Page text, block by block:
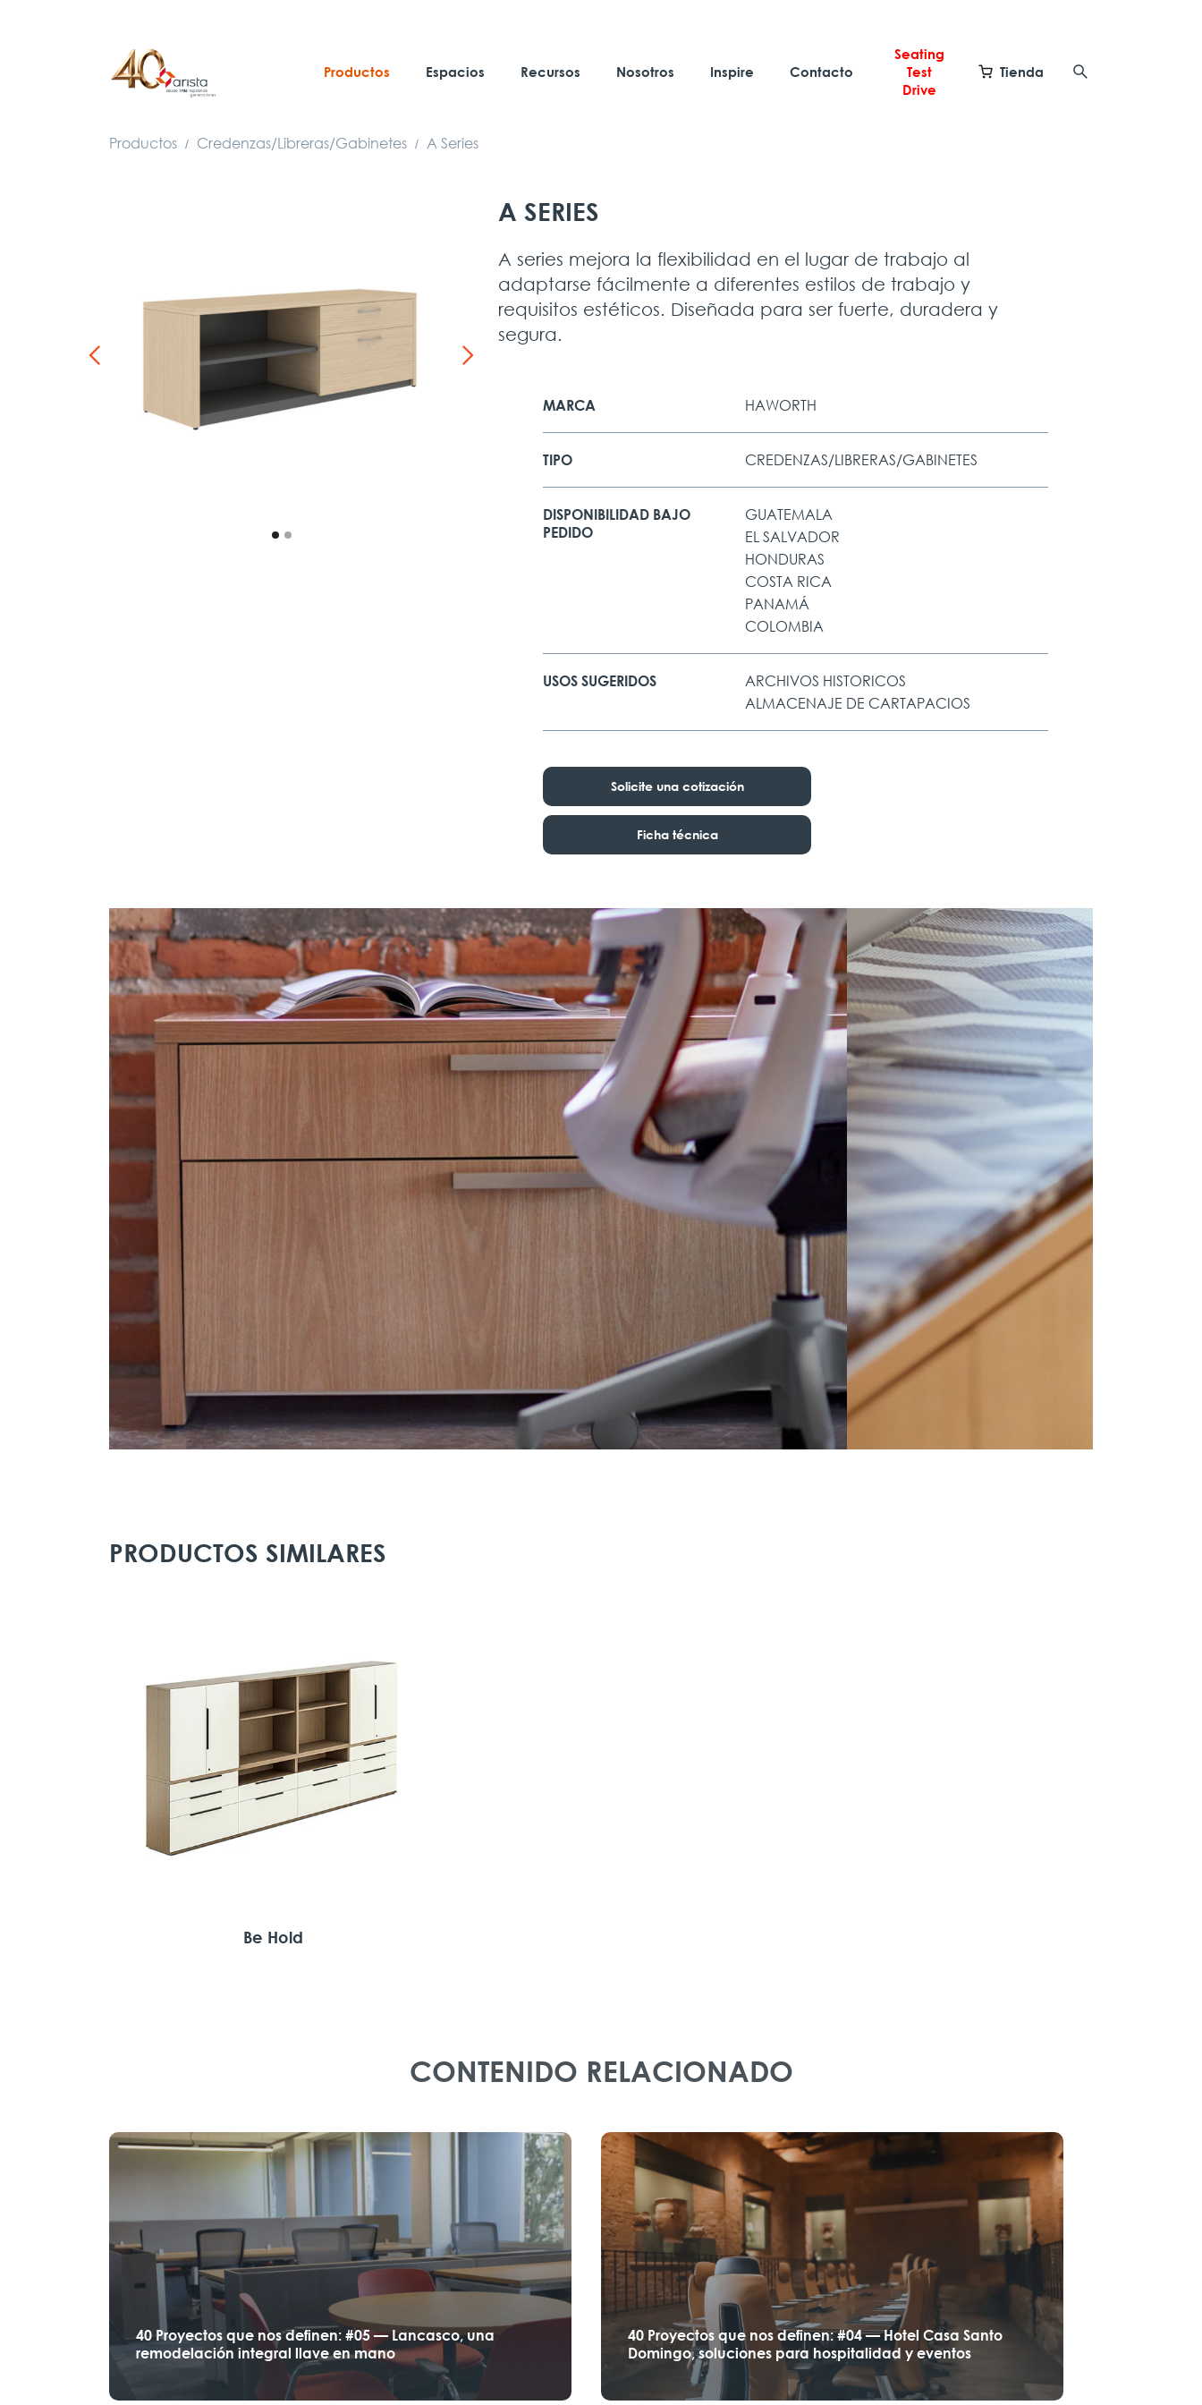
Productos Espacios Recursos Nosotros Inspire Contacto
Seating
Test
Drive
Tienda
Productos / Credenzas/Libreras/Gabinetes / A Series
A SERIES
A series mejora la flexibilidad en el lugar de trabajo al
adaptarse fácilmente a diferentes estilos de trabajo y
requisitos estéticos. Diseñada para ser fuerte, duradera y
segura.
MARCA HAWORTH
TIPO CREDENZAS/LIBRERAS/GABINETES
DISPONIBILIDAD BAJO
PEDIDO
GUATEMALA
EL SALVADOR
HONDURAS
COSTA RICA
PANAMÁ
COLOMBIA
USOS SUGERIDOS
ARCHIVOS HISTORICOS
ALMACENAJE DE CARTAPACIOS
Solicite una cotización
Ficha técnica
PRODUCTOS SIMILARES
Be Hold
CONTENIDO RELACIONADO
40 Proyectos que nos definen: #05 — Lancasco, una
remodelación integral llave en mano
40 Proyectos que nos definen: #04 — Hotel Casa Santo
Domingo, soluciones para hospitalidad y eventos